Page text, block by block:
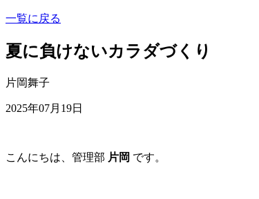
一覧に戻る
夏に負けないカラダづくり
片岡舞子
2025年07月19日
こんにちは、管理部 片岡 です。